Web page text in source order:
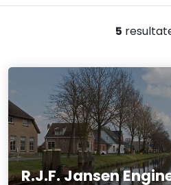
5
R.J.F. Jansen